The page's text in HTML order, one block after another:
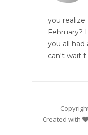
you realize
February?
you all had
can't wait
Created with